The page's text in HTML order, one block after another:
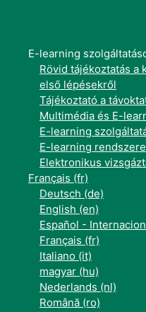
E-learning
Rövid tájékoztatás a
első lépésekről
Tájékoztató a
Multimédia és E-
E-learning
E-learning
Elektronikus
Français ‎(fr)‎
Deutsch ‎(de)‎
English ‎(en)‎
Español -
Français ‎(fr)‎
Italiano ‎(it)‎
magyar ‎(hu)‎
Nederlands ‎(nl)‎
Română ‎(ro)‎